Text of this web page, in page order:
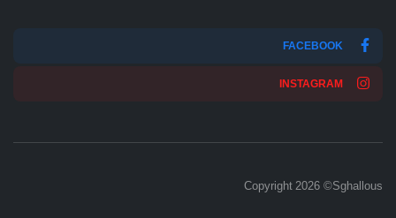
FACEBOOK
INSTAGRAM
Copyright 2026 ©Sghallous